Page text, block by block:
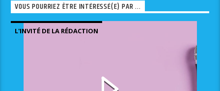
VOUS POURRIEZ ÊTRE INTÉRESSÉ(E) PAR ...
L'INVITÉ DE LA RÉDACTION